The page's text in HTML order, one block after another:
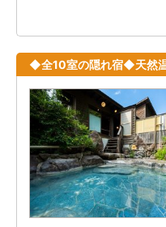
◆全10室の隠れ宿◆天然